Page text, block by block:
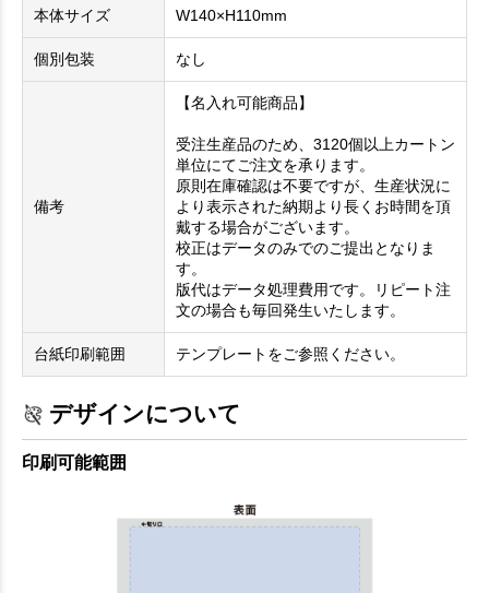
本体サイズ W140×H110mm
個別包装 なし
備考
【名入れ可能商品】
受注生産品のため、3120個以上カートン
単位にてご注文を承ります。
原則在庫確認は不要ですが、生産状況に
より表示された納期より長くお時間を頂
戴する場合がございます。
校正はデータのみでのご提出となりま
す。
版代はデータ処理費用です。リピート注
文の場合も毎回発生いたします。
台紙印刷範囲 テンプレートをご参照ください。
デザインについて
印刷可能範囲